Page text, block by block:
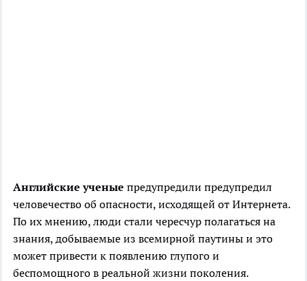
Английские ученые предупредили предупредил
человечество об опасности, исходящей от Интернета.
По их мнению, люди стали чересчур полагаться на
знания, добываемые из всемирной паутины и это
может привести к появлению глупого и
беспомощного в реальной жизни поколения.